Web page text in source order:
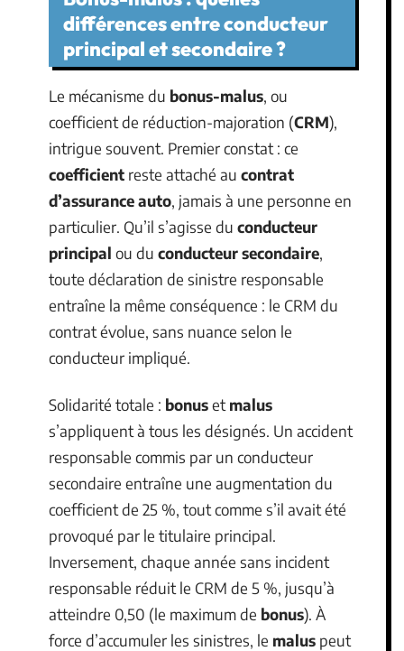
différences entre conducteur
principal et secondaire ?
Le mécanisme du bonus-malus, ou
coefficient de réduction-majoration (CRM),
intrigue souvent. Premier constat : ce
coefficient reste attaché au contrat
d’assurance auto, jamais à une personne en
particulier. Qu’il s’agisse du conducteur
principal ou du conducteur secondaire,
toute déclaration de sinistre responsable
entraîne la même conséquence : le CRM du
contrat évolue, sans nuance selon le
conducteur impliqué.
Solidarité totale : bonuset malus
s’appliquent à tous les désignés. Un accident
responsable commis par un conducteur
secondaire entraîne une augmentation du
coefficient de 25 %, tout comme s’il avait été
provoqué par le titulaire principal.
Inversement, chaque année sans incident
responsable réduit le CRM de 5 %, jusqu’à
atteindre 0,50 (le maximum de bonus). À
force d’accumuler les sinistres, le malus peut